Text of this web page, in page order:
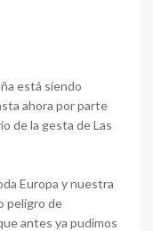
está siendo
ahora por parte
de la gesta de Las
Europa y nuestra
peligro de
antes ya pudimos